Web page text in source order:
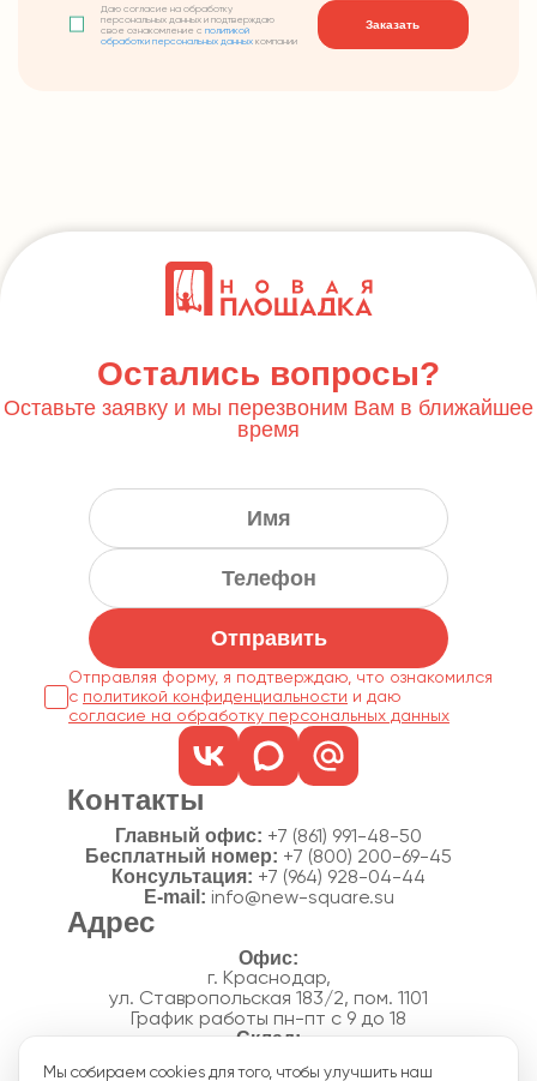
Даю согласие на обработку
персональных данных и подтверждаю
свое ознакомление с политикой
обработки персональных данныхкомпании
Заказать
Остались вопросы?
Оставьте заявку и мы перезвоним Вам в ближайшее
время
Отправить
Отправляя форму, я подтверждаю, что ознакомился
с политикой конфиденциальности
согласие на обработку персональных данных
Контакты
Главный офис: +7 (861) 991-48-50
Бесплатный номер: +7 (800) 200-69-45
Консультация: +7 (964) 928-04-44
E-mail: info@new-square.su
Адрес
г. Краснодар,
ул. Ставропольская 183/2, пом. 1101
График работы пн-пт с 9 до 18
Мы собираем cookies для того, чтобы улучшить наш